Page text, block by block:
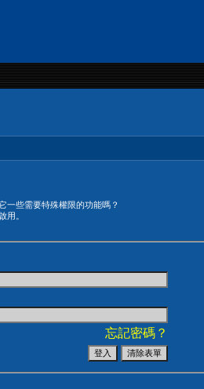
一些需要特殊權限的功能嗎？
用。
忘記密碼？